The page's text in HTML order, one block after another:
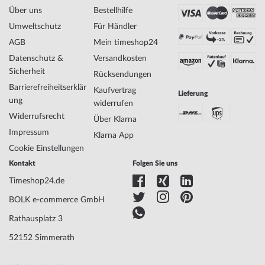
Name
Boccia 3314-06 Damenuhr Titanium 32mm
Hersteller Modellserie
Damenuhr Titanium 32mm
EAN Code
4040066259994
Marke
Boccia
SKU
mid-32754
Geschlecht
Elegant, Luxuriös, Modern, Feminin
0.04
Anzeige
Funktionen
Minute, Stunde
Gehäuse Material
Gehäusebreite
Über uns
Umweltschutz
AGB
Datenschutz &
Sicherheit
Barrierefreiheitserklär
ung
Widerrufsrecht
Impressum
Cookie Einstellungen
Bestellhilfe
Für Händler
Mein timeshop24
Versandkosten
Rücksendungen
Kaufvertrag
widerrufen
Über Klarna
Klarna App
Lieferung
Kontakt
Timeshop24.de
BOLK e-commerce GmbH
Rathausplatz 3
52152 Simmerath
Folgen Sie uns